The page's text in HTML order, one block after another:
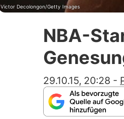
Victor Decolongon/Getty Images
NBA-
29.10.15, 20:28 -